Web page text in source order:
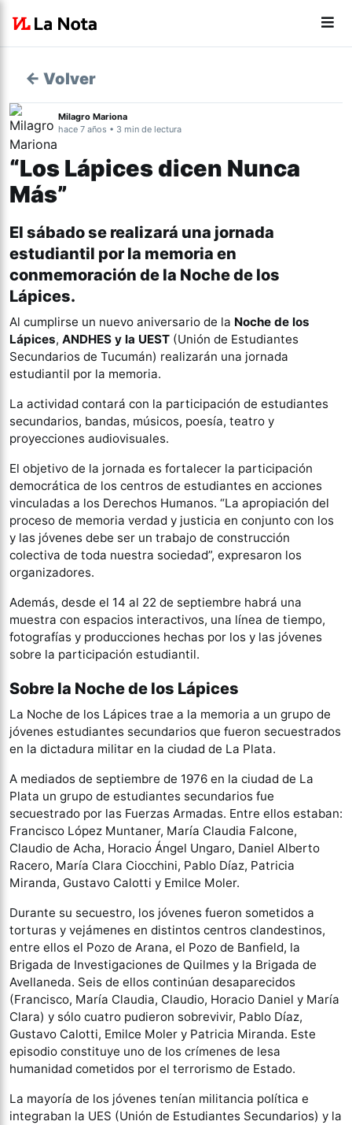
← Volver
Milagro Mariona
hace 7 años • 3 min de lectura
“Los Lápices dicen Nunca
Más”
El sábado se realizará una jornada
estudiantil por la memoria en
conmemoración de la Noche de los
Lápices.
Al cumplirse un nuevo aniversario de la Noche de los
Lápices, ANDHES y la UEST (Unión de Estudiantes
Secundarios de Tucumán) realizarán una jornada
estudiantil por la memoria.
La actividad contará con la participación de estudiantes
secundarios, bandas, músicos, poesía, teatro y
proyecciones audiovisuales.
El objetivo de la jornada es fortalecer la participación
democrática de los centros de estudiantes en acciones
vinculadas a los Derechos Humanos. “La apropiación del
proceso de memoria verdad y justicia en conjunto con los
y las jóvenes debe ser un trabajo de construcción
colectiva de toda nuestra sociedad”, expresaron los
organizadores.
Además, desde el 14 al 22 de septiembre habrá una
muestra con espacios interactivos, una línea de tiempo,
fotografías y producciones hechas por los y las jóvenes
sobre la participación estudiantil.
Sobre la Noche de los Lápices
La Noche de los Lápices trae a la memoria a un grupo de
jóvenes estudiantes secundarios que fueron secuestrados
en la dictadura militar en la ciudad de La Plata.
A mediados de septiembre de 1976 en la ciudad de La
Plata un grupo de estudiantes secundarios fue
secuestrado por las Fuerzas Armadas. Entre ellos estaban:
Francisco López Muntaner, María Claudia Falcone,
Claudio de Acha, Horacio Ángel Ungaro, Daniel Alberto
Racero, María Clara Ciocchini, Pablo Díaz, Patricia
Miranda, Gustavo Calotti y Emilce Moler.
Durante su secuestro, los jóvenes fueron sometidos a
torturas y vejámenes en distintos centros clandestinos,
entre ellos el Pozo de Arana, el Pozo de Banfield, la
Brigada de Investigaciones de Quilmes y la Brigada de
Avellaneda. Seis de ellos continúan desaparecidos
(Francisco, María Claudia, Claudio, Horacio Daniel y María
Clara) y sólo cuatro pudieron sobrevivir, Pablo Díaz,
Gustavo Calotti, Emilce Moler y Patricia Miranda. Este
episodio constituye uno de los crímenes de lesa
humanidad cometidos por el terrorismo de Estado.
La mayoría de los jóvenes tenían militancia política e
integraban la UES (Unión de Estudiantes Secundarios) y la